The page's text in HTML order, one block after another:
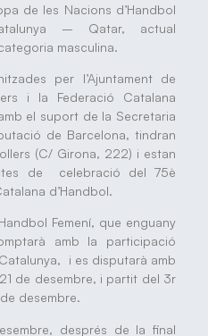
de les Nacions d’Handbol
– Qatar, actual
masculina.
per l’Ajuntament de
i la Federació Catalana
el suport de la Secretaria
de Barcelona, tindran
(C/ Girona, 222) i estan
de celebració del 75è
d’Handbol.
Femení, que enguany
amb la participació
i es disputarà amb
de desembre, i partit del 3r
desembre.
després de la final